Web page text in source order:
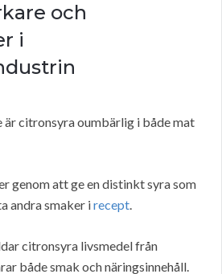
och
i
citronsyra oumbärlig i både mat
genom att ge en distinkt syra som
andra smaker irecept.
citronsyra livsmedel från
både smak och näringsinnehåll.